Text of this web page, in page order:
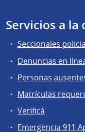
Servicios a la
Seccionales
Denuncias en
Personas
Matrículas
Verificá
Emergencia 911